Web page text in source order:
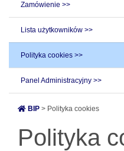
Zamówienie >>
Lista użytkowników >>
Polityka cookies >>
Panel Administracyjny >>
BIP > Polityka cookies
Polityka